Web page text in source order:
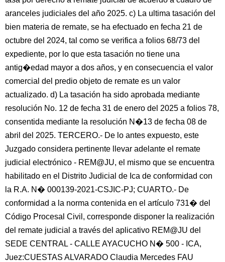
aranceles judiciales del año 2025. c) La ultima tasación del
bien materia de remate, se ha efectuado en fecha 21 de
octubre del 2024, tal como se verifica a folios 68/73 del
expediente, por lo que esta tasación no tiene una
antig�edad mayor a dos años, y en consecuencia el valor
comercial del predio objeto de remate es un valor
actualizado. d) La tasación ha sido aprobada mediante
resolución No. 12 de fecha 31 de enero del 2025 a folios 78,
consentida mediante la resolución N�13 de fecha 08 de
abril del 2025. TERCERO.- De lo antes expuesto, este
Juzgado considera pertinente llevar adelante el remate
judicial electrónico - REM@JU, el mismo que se encuentra
habilitado en el Distrito Judicial de Ica de conformidad con
la R.A. N� 000139-2021-CSJIC-PJ; CUARTO.- De
conformidad a la norma contenida en el artículo 731� del
Código Procesal Civil, corresponde disponer la realización
del remate judicial a través del aplicativo REM@JU del
SEDE CENTRAL - CALLE AYACUCHO N� 500 - ICA,
Juez:CUESTAS ALVARADO Claudia Mercedes FAU